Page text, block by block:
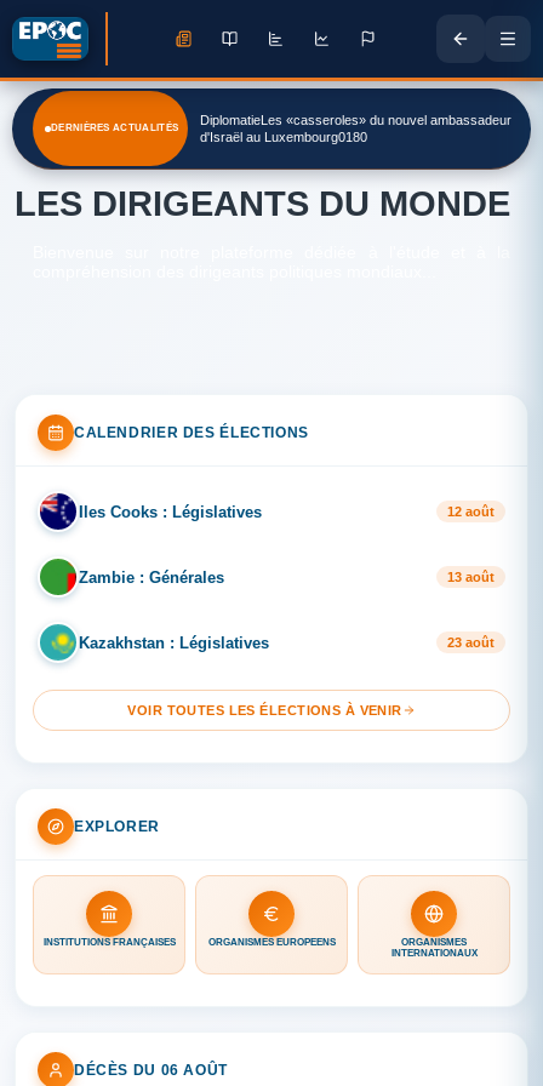
DERNIÈRES ACTUALITÉS
DiplomatieLes «casseroles» du nouvel ambassadeur
d'Israël au Luxembourg0180
LES DIRIGEANTS DU MONDE
CALENDRIER DES ÉLECTIONS
IL Iles Cooks : Législatives 12 août
ZA Zambie : Générales 13 août
KA Kazakhstan : Législatives 23 août
VOIR TOUTES LES ÉLECTIONS À VENIR
EXPLORER
INSTITUTIONS FRANÇAISES ORGANISMES EUROPÉENS
ORGANISMES
INTERNATIONAUX
DÉCÈS DU 06 AOÛT